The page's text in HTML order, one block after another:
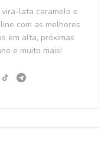
lata caramelo e
com as melhores
em alta, próximas
e muito mais!